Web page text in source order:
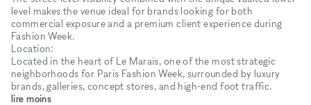
level makes the venue ideal for brands looking for both
commercial exposure and a premium client experience during
Fashion Week.
Location:
Located in the heart of Le Marais, one of the most strategic
neighborhoods for Paris Fashion Week, surrounded by luxury
brands, galleries, concept stores, and high-end foot traffic.
lire moins